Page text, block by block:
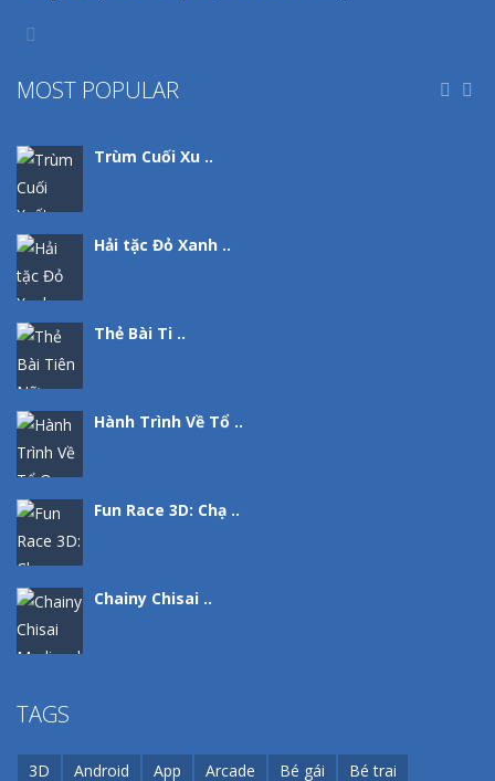
MOST POPULAR
Trùm Cuối Xu ..
Hải tặc Đỏ Xanh ..
Thẻ Bài Ti ..
Hành Trình Về Tổ ..
Fun Race 3D: Chạ ..
Chainy Chisai ..
 
TAGS
3D Android App Arcade Bé gái Bé trai